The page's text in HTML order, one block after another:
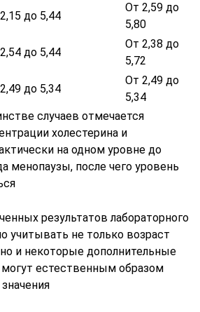
до 5,44
От 2,59 до
5,80
до 5,44
От 2,38 до
5,72
до 5,34
От 2,49 до
5,34
случаев отмечается
холестерина и
на одном уровне до
менопаузы, после чего уровень
результатов лабораторного
учитывать не только возраст
но и некоторые дополнительные
естественным образом